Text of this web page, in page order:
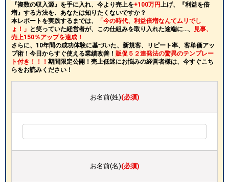
『複数の収入源』を手に入れ、今より売上を+100万円 上げ、『利益を倍
増』する方法を、あなたは知りたくないですか？
本レポートを実践するまでは、
「今の時代、利益倍増なんてムリでし
ょ！」 と笑っていた経営者が、この仕組みを取り入れた途端に…、
見事、
売上150％アップを達成！
さらに、10年間の成功体験に基づいた、新規客、リピート率、客単価アッ
プ術！今日からすぐ使える業績改善！ 販促５２連発法の驚異のテンプレー
ト付き！！！ 期間限定公開！売上低迷にお悩みの経営者様は、今すぐこち
らをお読みください！
お名前(姓)(必須)
お名前(名)(必須)